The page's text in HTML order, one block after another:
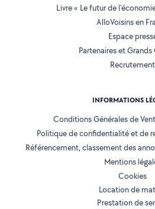
Livre « Le futur de
AlloVoisins en
Espace
Partenaires et
Recrutement
INFORMATIONS
Conditions Générales de
Politique de confidentialité et de
Référencement, classement des
Mentions
Cookies
Location de
Prestation de